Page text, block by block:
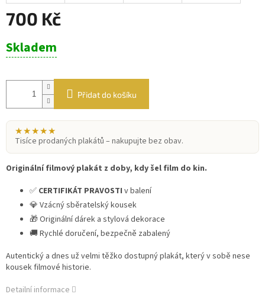
700 Kč
cena:
Skladem
Přidat do košíku
★★★★★
Tisíce prodaných plakátů – nakupujte bez obav.
Originální filmový plakát z doby, kdy šel film do kin.
✅ CERTIFIKÁT PRAVOSTI v balení
💎 Vzácný sběratelský kousek
🎁 Originální dárek a stylová dekorace
🚚 Rychlé doručení, bezpečně zabalený
Autentický a dnes už velmi těžko dostupný plakát, který v sobě nese
kousek filmové historie.
Detailní informace